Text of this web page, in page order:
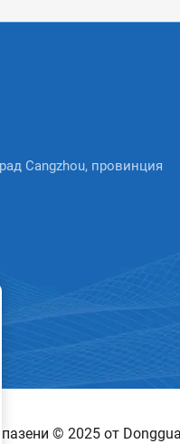
Cangzhou, провинция
© 2025 от